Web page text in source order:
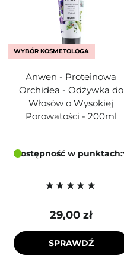
WYBÓR KOSMETOLOGA
Anwen - Proteinowa
Orchidea - Odżywka do
Włosów o Wysokiej
Porowatości - 200ml
Dostępność w punktach:
29,00 zł
SPRAWDŹ